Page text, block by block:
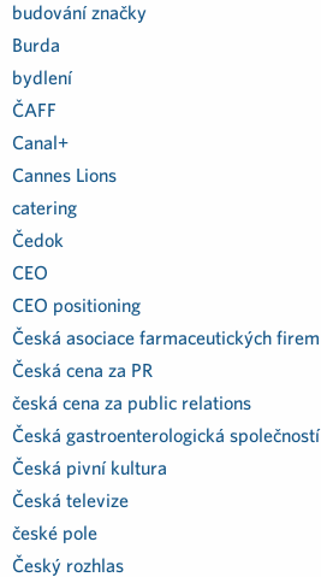
budování značky
Burda
bydlení
ČAFF
Canal+
Cannes Lions
catering
Čedok
CEO
CEO positioning
Česká asociace farmaceutických firem
Česká cena za PR
česká cena za public relations
Česká gastroenterologická společností
Česká pivní kultura
Česká televize
české pole
Český rozhlas